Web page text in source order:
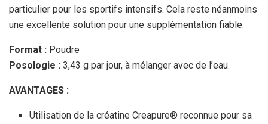
particulier pour les sportifs intensifs. Cela reste néanmoins
une excellente solution pour une supplémentation fiable.
Format : Poudre
Posologie : 3,43 g par jour, à mélanger avec de l’eau.
AVANTAGES :
Utilisation de la créatine Creapure® reconnue pour sa